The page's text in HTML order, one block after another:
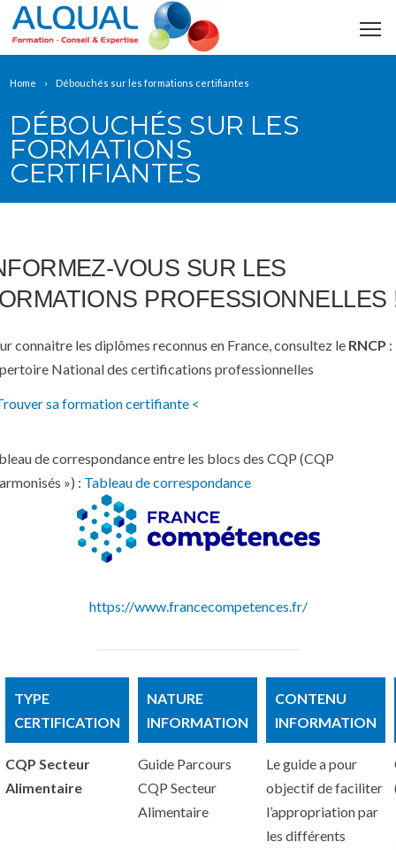
Home Débouchés sur les formations certifiantes
DÉBOUCHÉS SUR LES
FORMATIONS
CERTIFIANTES
VOUS SUR LES
PROFESSIONNELLES
connaitre les diplômes reconnus en France, consultez le RNCP :
National des certifications professionnelles
sa formation certifiante <
de correspondance entre les blocs des CQP (CQP
») : Tableau de correspondance
https://www.francecompetences.fr/
TYPE
CERTIFICATION
NATURE
INFORMATION
CONTENU
INFORMATION
CQP Secteur
Alimentaire
Guide Parcours
CQP Secteur
Alimentaire
Le guide a pour
objectif de faciliter
l’appropriation par
les différents